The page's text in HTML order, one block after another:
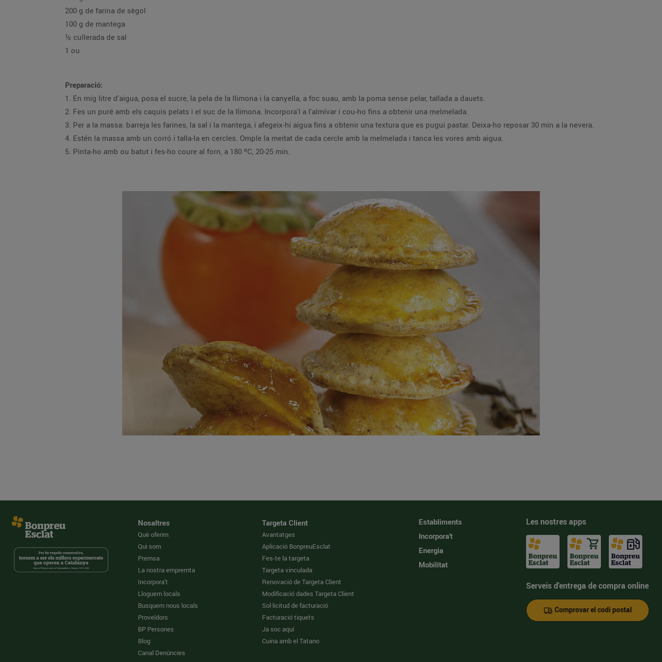
200 g de farina de sègol
100 g de mantega
½ cullerada de sal
1 ou
Preparació:
1. En mig litre d'aigua, posa el sucre, la pela de la llimona i la canyella, a foc suau, amb la poma sense pelar, tallada a dauets.
2. Fes un puré amb els caquis pelats i el suc de la llimona. Incorpora'l a l'almívar i cou-ho fins a obtenir una melmelada.
3. Per a la massa: barreja les farines, la sal i la mantega, i afegeix-hi aigua fins a obtenir una textura que es pugui pastar. Deixa-ho reposar 30 min a la nevera.
4. Estén la massa amb un corró i talla-la en cercles. Omple la meitat de cada cercle amb la melmelada i tanca les vores amb aigua.
5. Pinta-ho amb ou batut i fes-ho coure al forn, a 180 ºC, 20-25 min.
Nosaltres
Què oferim
Qui som
Premsa
La nostra empremta
Incorpora't
Lloguem locals
Busquem nous locals
Proveïdors
BP Persones
Blog
Canal Denúncies
Targeta Client
Avantatges
Aplicació BonpreuEsclat
Fes-te la targeta
Targeta vinculada
Renovació de Targeta Client
Modificació dades Targeta Client
Sol·licitud de facturació
Facturació tiquets
Ja soc aquí
Cuina amb el Tatano
Establiments
Incorpora't
Energia
Mobilitat
Les nostres apps
Serveis d'entrega de compra online
Comprovar el codi postal